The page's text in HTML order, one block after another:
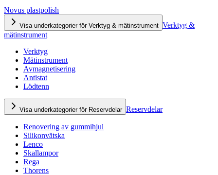
Novus plastpolish
Visa underkategorier för Verktyg & mätinstrument Verktyg &
mätinstrument
Verktyg
Mätinstrument
Avmagnetisering
Antistat
Lödtenn
Visa underkategorier för Reservdelar Reservdelar
Renovering av gummihjul
Silikonvätska
Lenco
Skallampor
Rega
Thorens